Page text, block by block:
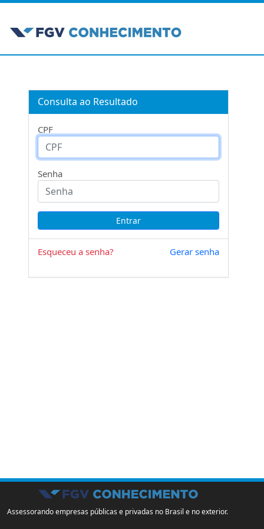
Consulta ao Resultado
CPF
Senha
Esqueceu a senha? Gerar senha
Assessorando empresas públicas e privadas no Brasil e no exterior.